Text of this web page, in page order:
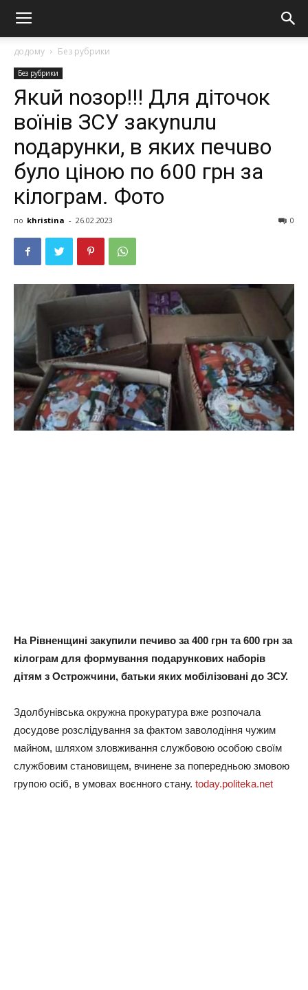
додому Без рубрики
Без рубрики
Якuй nозор!!! Для діточок
воїнів ЗСУ закуnuлu
nодарунки, в яких печuво
було ціною по 600 грн за
кілограм. Фото
по khristina - 26.02.2023 0
На Рівненщині закупили печиво за 400 грн та 600 грн за
кілограм для формування подарункових наборів
дітям з Острожчини, батьки яких мобілізовані до ЗСУ.
Здолбунівська окружна прокуратура вже розпочала
досудове розслідування за фактом заволодіння чужим
майном, шляхом зловживання службовою особою своїм
службовим становищем, вчинене за попередньою змовою
групою осіб, в умовах воєнного стану. today.politeka.net